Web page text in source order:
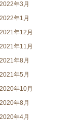
年3月
年1月
年12月
年11月
年8月
年5月
年10月
年8月
年4月